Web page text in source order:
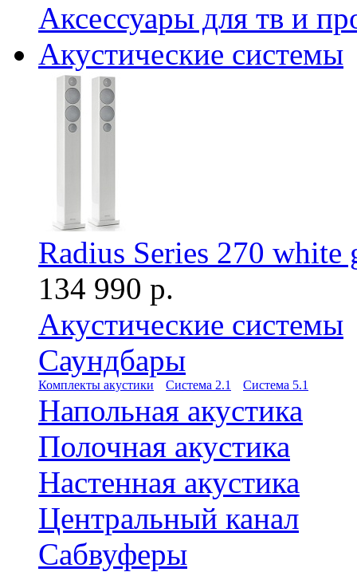
Аксессуары для тв и
Акустические системы
Radius Series 270 white
134 990 р.
Акустические системы
Саундбары
Комплекты акустики Система 2.1 Система 5.1
Напольная акустика
Полочная акустика
Настенная акустика
Центральный канал
Сабвуферы